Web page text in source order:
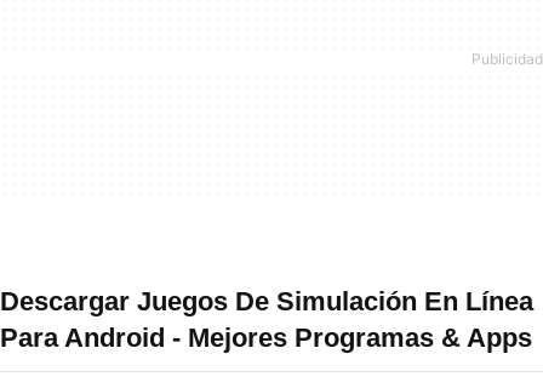
Descargar Juegos De Simulación En Línea
Para Android - Mejores Programas & Apps